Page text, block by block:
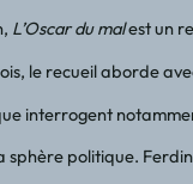
L’Oscar du malest un
le recueil aborde
interrogent
sphère politique.